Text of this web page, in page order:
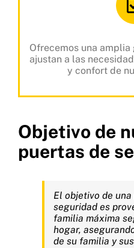
Ofrecemos una
ajustan a las
y confort de
Objetivo de
puertas de
El objetivo de
seguridad es
familia máxima
hogar,
de su familia y